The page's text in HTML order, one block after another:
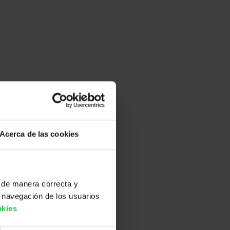
Acerca de las cookies
manera correcta y
de los usuarios